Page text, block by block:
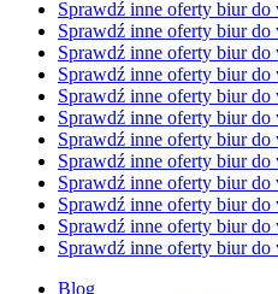
Sprawdź inne oferty biur
Sprawdź inne oferty biur do
Sprawdź inne oferty biur do
Sprawdź inne oferty biur do
Sprawdź inne oferty biur do
Sprawdź inne oferty biur do
Sprawdź inne oferty biur do
Sprawdź inne oferty biur do
Sprawdź inne oferty biur do
Sprawdź inne oferty biur do
Sprawdź inne oferty biur do
Sprawdź inne oferty biur do
Blog